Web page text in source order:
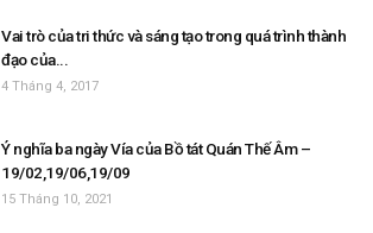
Vai trò của tri thức và sáng tạo trong quá trình thành
đạo của...
4 Tháng 4, 2017
Ý nghĩa ba ngày Vía của Bồ tát Quán Thế Âm –
19/02,19/06,19/09
15 Tháng 10, 2021